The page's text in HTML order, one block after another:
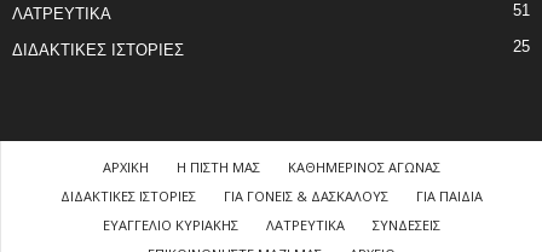
ΛΑΤΡΕΥΤΙΚΑ 51
ΔΙΔΑΚΤΙΚΕΣ ΙΣΤΟΡΙΕΣ 25
ΑΡΧΙΚΗ Η ΠΙΣΤΗ ΜΑΣ
ΚΑΘΗΜΕΡΙΝΟΣ ΑΓΩΝΑΣ
ΔΙΔΑΚΤΙΚΕΣ ΙΣΤΟΡΙΕΣ
ΓΙΑ ΓΟΝΕΙΣ & ΔΑΣΚΑΛΟΥΣ
ΓΙΑ ΠΑΙΔΙΑ
ΕΥΑΓΓΕΛΙΟ ΚΥΡΙΑΚΗΣ
ΛΑΤΡΕΥΤΙΚΑ
ΣΥΝΔΕΣΕΙΣ